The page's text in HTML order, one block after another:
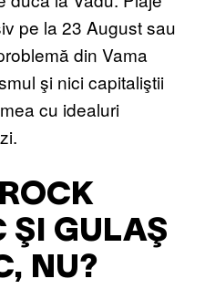
pe la 23 August sau
din Vama
şi nici capitaliştii
cu idealuri
ŞI GULAŞ
NU?